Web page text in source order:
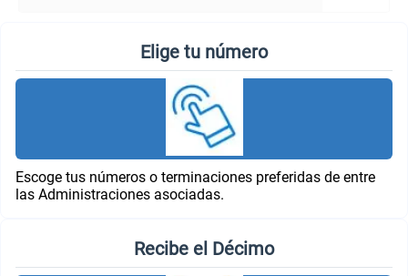
Elige tu número
Escoge tus números o terminaciones preferidas de entre
las Administraciones asociadas.
Recibe el Décimo